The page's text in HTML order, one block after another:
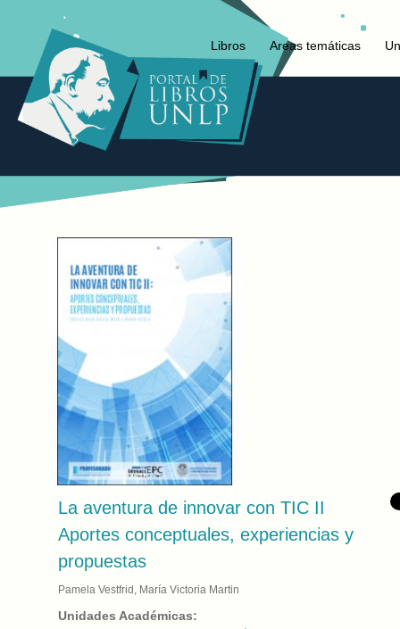
Libros Areas temáticas
La aventura de innovar con TIC II
Aportes conceptuales, experiencias y
propuestas
Pamela Vestfrid, María Victoria Martin
Unidades Académicas: